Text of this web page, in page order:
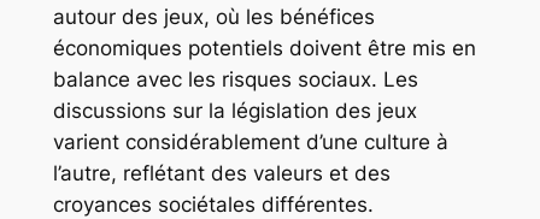
autour des jeux, où les bénéfices
économiques potentiels doivent être mis en
balance avec les risques sociaux. Les
discussions sur la législation des jeux
varient considérablement d’une culture à
l’autre, reflétant des valeurs et des
croyances sociétales différentes.